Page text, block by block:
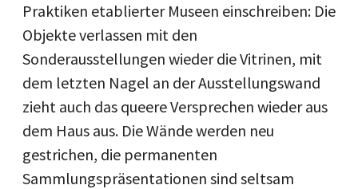
Praktiken etablierter Museen einschreiben: Die
Objekte verlassen mit den
Sonderausstellungen wieder die Vitrinen, mit
dem letzten Nagel an der Ausstellungswand
zieht auch das queere Versprechen wieder aus
dem Haus aus. Die Wände werden neu
gestrichen, die permanenten
Sammlungspräsentationen sind seltsam